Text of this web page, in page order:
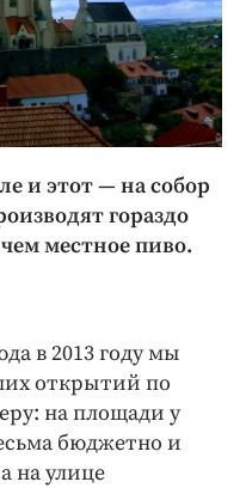
и этот — ​на собор
гораздо
местное пиво.
в 2013 году мы
открытий по
на площади у
бюджетно и
на улице